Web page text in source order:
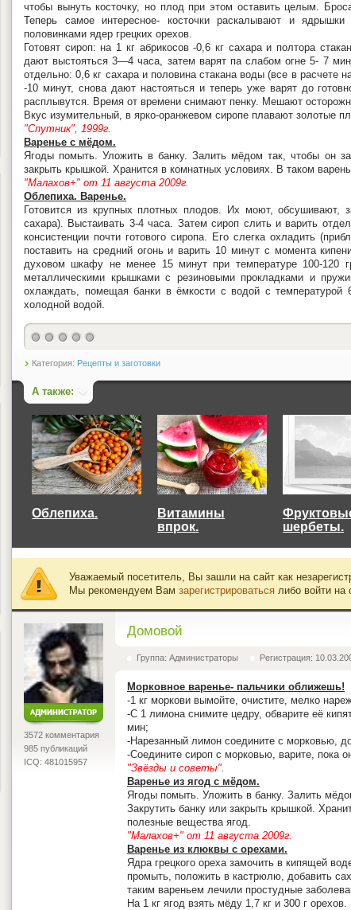
чтобы вынуть косточку, но плод при этом оставить целым.
Теперь самое интересное- косточки раскалывают и
половинками ядер грецких орехов.
Готовят сироп: на 1 кг абрикосов -0,6 кг сахара и полтора
дают выстояться 3—4 часа, затем варят па слабом огне 5- 7
отдельно: 0,6 кг сахара и половина стакана воды (все в
-10 минут, снова дают настояться и теперь уже варят до
расплывутся. Время от времени снимают пенку. Мешают
Вкус изумительный, в ярко-оранжевом сиропе плавают золотые
"Спутник", 1999г.
Варенье с мёдом.
Ягоды помыть. Уложить в банку. Залить мёдом так, чтобы он
закрыть крышкой. Хранится в комнатных условиях. В таком
"Малахов+" от 11 августа 2009г.
Облепиха. Варенье.
Готовится из крупных плотных плодов. Их моют,
сахара). Выстаивать 3-4 часа. Затем сироп слить и варить
консистенции почти готового сиропа. Его слегка охладить
поставить на средний огонь и варить 10 минут с момента
духовом шкафу не менее 15 минут при температуре 100-120
металлическими крышками с резиновыми прокладками и
охлаждать, помещая банки в ёмкости с водой с
холодной водой.
Категория: Рецепты и заготовки
А также:
Облепиха.
Витамины
впрок.
шербеты.
Уважаемый посетитель, Вы зашли на сайт как
Мы рекомендуем Вам зарегистрироваться либо войти на
3572 комментария
985 публикаций
ICQ: 481015957
Домовой
Группа: Администраторы Регистрация:
Морковное варенье- пальчики оближешь!
-1 кг моркови вымойте, очистите, мелко
-С 1 лимона снимите цедру, обварите её
мин;
-Нарезанный лимон соедините с морковью,
-Соедините сироп с морковью, варите, пока он
"Звёзды и советы".
Варенье из ягод с мёдом.
Ягоды помыть. Уложить в банку. Залить
Закрутить банку или закрыть крышкой.
полезные вещества ягод.
"Малахов+" от 11 августа 2009г.
Варенье из клюквы с орехами.
Ядра грецкого ореха замочить в кипящей
промыть, положить в кастрюлю, добавить
таким вареньем лечили простудные
На 1 кг ягод взять мёду 1,7 кг и 300 г орехов.